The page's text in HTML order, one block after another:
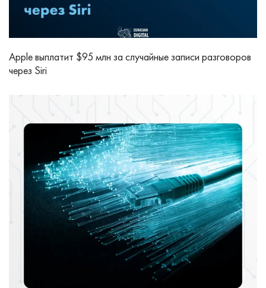
Apple выплатит $95 млн за случайные записи разговоров
через Siri